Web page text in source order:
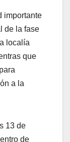
importante
de la fase
localía
que
a la
13 de
de